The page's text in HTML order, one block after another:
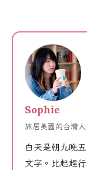
Sophie
旅居美國的台灣
白天是朝九晚
文字。比起趕